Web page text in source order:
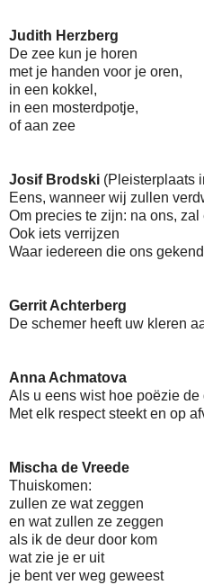
Judith Herzberg
De zee kun je horen
met je handen voor je oren,
in een kokkel,
in een mosterdpotje,
of aan zee
Josif Brodski (Pleisterplaats
Eens, wanneer wij zullen
Om precies te zijn: na ons,
Ook iets verrijzen
Waar iedereen die ons
Gerrit Achterberg
De schemer heeft uw kleren
Anna Achmatova
Als u eens wist hoe poëzie de
Met elk respect steekt en op
Mischa de Vreede
Thuiskomen:
zullen ze wat zeggen
en wat zullen ze zeggen
als ik de deur door kom
wat zie je er uit
je bent ver weg geweest